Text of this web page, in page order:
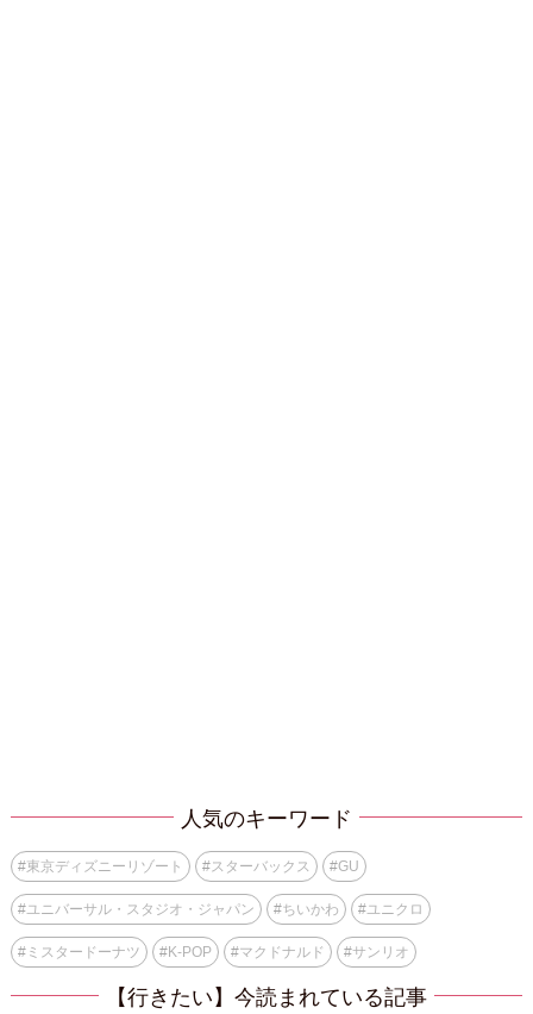
人気のキーワード
#東京ディズニーリゾート #スターバックス #GU
#ユニバーサル・スタジオ・ジャパン #ちいかわ #ユニクロ
#ミスタードーナツ #K-POP #マクドナルド #サンリオ
【行きたい】今読まれている記事